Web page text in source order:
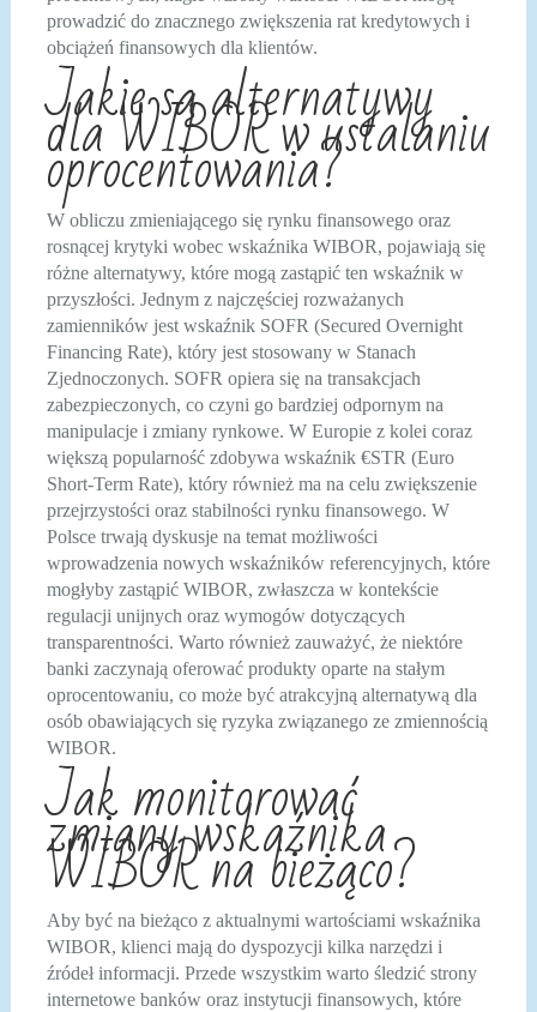
prowadzić do znacznego zwiększenia rat kredytowych i
obciążeń finansowych dla klientów.
Jakie są alternatywy
dla WIBOR w ustalaniu
oprocentowania?
W obliczu zmieniającego się rynku finansowego oraz
rosnącej krytyki wobec wskaźnika WIBOR, pojawiają się
różne alternatywy, które mogą zastąpić ten wskaźnik w
przyszłości. Jednym z najczęściej rozważanych
zamienników jest wskaźnik SOFR (Secured Overnight
Financing Rate), który jest stosowany w Stanach
Zjednoczonych. SOFR opiera się na transakcjach
zabezpieczonych, co czyni go bardziej odpornym na
manipulacje i zmiany rynkowe. W Europie z kolei coraz
większą popularność zdobywa wskaźnik €STR (Euro
Short-Term Rate), który również ma na celu zwiększenie
przejrzystości oraz stabilności rynku finansowego. W
Polsce trwają dyskusje na temat możliwości
wprowadzenia nowych wskaźników referencyjnych, które
mogłyby zastąpić WIBOR, zwłaszcza w kontekście
regulacji unijnych oraz wymogów dotyczących
transparentności. Warto również zauważyć, że niektóre
banki zaczynają oferować produkty oparte na stałym
oprocentowaniu, co może być atrakcyjną alternatywą dla
osób obawiających się ryzyka związanego ze zmiennością
WIBOR.
Jak monitorować
zmiany wskaźnika
WIBOR na bieżąco?
Aby być na bieżąco z aktualnymi wartościami wskaźnika
WIBOR, klienci mają do dyspozycji kilka narzędzi i
źródeł informacji. Przede wszystkim warto śledzić strony
internetowe banków oraz instytucji finansowych, które